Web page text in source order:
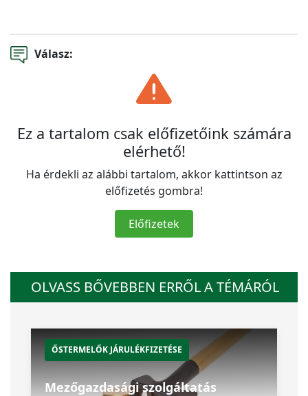
Válasz:
Ez a tartalom csak előfizetőink számára
elérhető!
Ha érdekli az alábbi tartalom, akkor kattintson az
előfizetés gombra!
Előfizetek
OLVASS BŐVEBBEN ERRŐL A TÉMÁRÓL
ŐSTERMELŐK JÁRULÉKFIZETÉSE
Mezőgazdasági szolgáltatás